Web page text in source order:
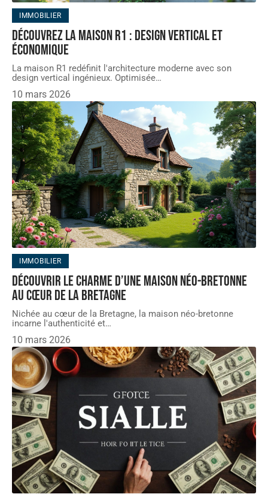
IMMOBILIER
Découvrez la maison R1 : design vertical et
économique
La maison R1 redéfinit l'architecture moderne avec son
design vertical ingénieux. Optimisée…
10 mars 2026
IMMOBILIER
Découvrir le charme d’une maison néo-bretonne
au cœur de la Bretagne
Nichée au cœur de la Bretagne, la maison néo-bretonne
incarne l'authenticité et…
10 mars 2026